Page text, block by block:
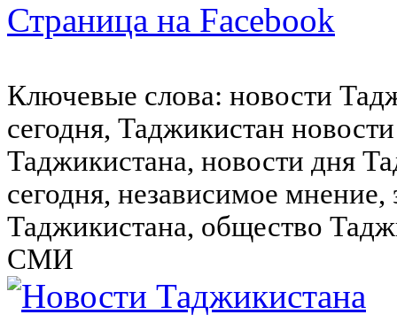
Страница на Facebook
Ключевые слова: новости
сегодня, Таджикистан
Таджикистана, новости дня
сегодня, независимое
Таджикистана, общество
СМИ